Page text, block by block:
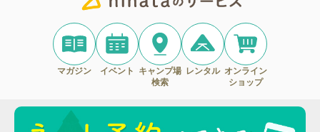
マガジン イベント
キャンプ場
検索
レンタル オンライン
ショップ